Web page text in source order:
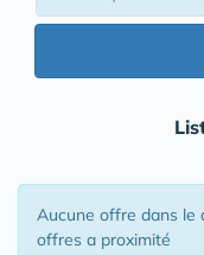
Aucune offre dans le
offres a proximité